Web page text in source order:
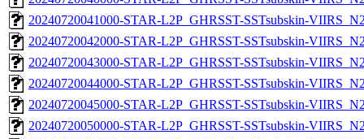
20240720041000-STAR-L2P_GHRSST-SSTsubskin-
20240720042000-STAR-L2P_GHRSST-SSTsubskin-
20240720043000-STAR-L2P_GHRSST-SSTsubskin-
20240720044000-STAR-L2P_GHRSST-SSTsubskin-
20240720045000-STAR-L2P_GHRSST-SSTsubskin-
20240720050000-STAR-L2P_GHRSST-SSTsubskin-